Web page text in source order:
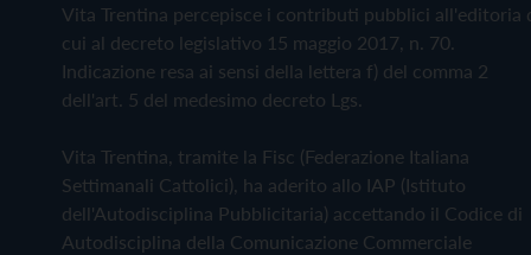
Vita Trentina percepisce i contributi pubblici all'editoria
cui al decreto legislativo 15 maggio 2017, n. 70.
Indicazione resa ai sensi della lettera f) del comma 2
dell'art. 5 del medesimo decreto Lgs.
Vita Trentina, tramite la Fisc (Federazione Italiana
Settimanali Cattolici), ha aderito allo IAP (Istituto
dell'Autodisciplina Pubblicitaria) accettando il Codice di
Autodisciplina della Comunicazione Commerciale